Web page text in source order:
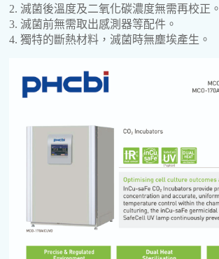
2. 滅菌後溫度及二氧化碳濃度無需再校正。
3. 滅菌前無需取出感測器等配件。
4. 獨特的斷熱材料，滅菌時無塵埃產生。